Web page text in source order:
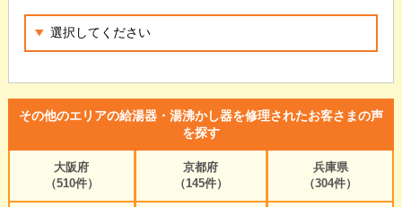
その他のエリアの給湯器・湯沸かし器を修理されたお客さまの声
を探す
大阪府
（510件）
京都府
（145件）
兵庫県
（304件）